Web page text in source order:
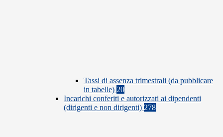
Tassi di assenza trimestrali (da pubblicare
in tabelle) 20
Incarichi conferiti e autorizzati ai dipendenti
(dirigenti e non dirigenti) 278